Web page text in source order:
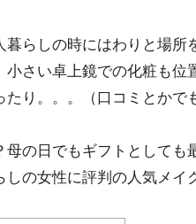
暮らしの時にはわりと場
さい卓上鏡での化粧も
り。。。（口コミとかで
の日でもギフトとしても
の女性に評判の人気メイ